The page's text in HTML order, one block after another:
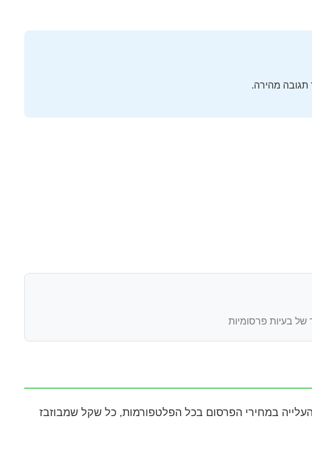
של בעיות פרסומיות
ביותר לכשל בתהליכי הפרסום הוא חוסר יעילות תקציבית. בסוף אוגוסט 2025, עם העלייה במחירי הפרסום בכל הפלטפורמות, כל שקל שמבוזבז